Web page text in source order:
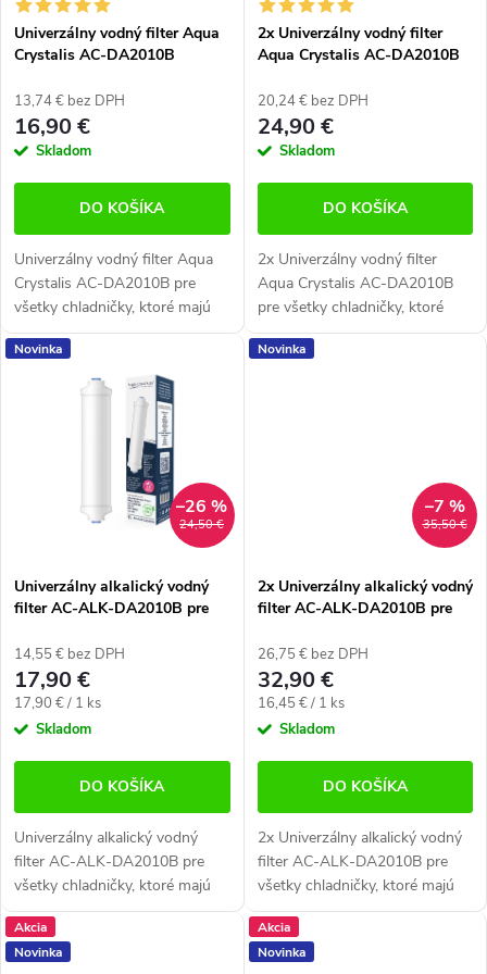
p
r
o
d
u
k
t
o
v
p
r
o
d
u
k
t
o
v
Univerzálny vodný filter Aqua
Crystalis AC-DA2010B
13,74 € bez DPH
16,90 €
Skladom
DO KOŠÍKA
Univerzálny vodný filter Aqua
Crystalis AC-DA2010B pre
všetky chladničky, ktoré majú
filter umiestnené na hadičke.
Vhodné pre všetky americké
chladničky s filtrom,
2x Univerzálny vodný filter
Aqua Crystalis AC-DA2010B
20,24 € bez DPH
24,90 €
Skladom
DO KOŠÍKA
2x Univerzálny vodný filter
Aqua Crystalis AC-DA2010B
pre všetky chladničky, ktoré
majú filter umiestnené na
hadičke. Vhodné pre všetky
Novinka
24,50 €
–26 %
Univerzálny alkalický vodný
filter AC-ALK-DA2010B pre
DA29-10105J)
14,55 € bez DPH
17,90 €
Jednotková
cena:
17,90 € / 1 ks
Skladom
DO KOŠÍKA
Univerzálny alkalický vodný
filter AC-ALK-DA2010B pre
všetky chladničky, ktoré majú
filter umiestnený na hadičke.
Vhodné pre všetky americké
chladničky s...
Novinka
35,50 €
–7 %
2x Univerzálny alkalický vodný
filter AC-ALK-DA2010B pre
DA29-10105J)
26,75 € bez DPH
32,90 €
Jednotková
cena:
16,45 € / 1 ks
Skladom
DO KOŠÍKA
2x Univerzálny alkalický vodný
filter AC-ALK-DA2010B pre
všetky chladničky, ktoré majú
filter umiestnený na hadičke.
Vhodné pre všetky americké
chladničky s...
Akcia
Novinka
Akcia
Novinka